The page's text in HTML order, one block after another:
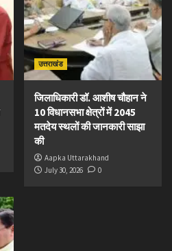
उत्तराखंड
जिलाधिकारी डॉ. आशीष चौहान ने
10 विधानसभा क्षेत्रों में 2045
मतदेय स्थलों की जानकारी साझा
की
Aapka Uttarakhand
July 30, 2026
0